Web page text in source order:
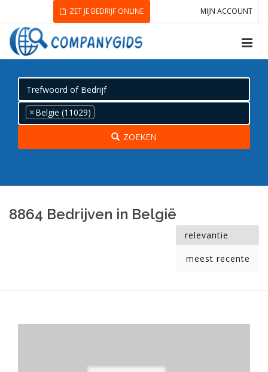
MIJN ACCOUNT
ZET JE BEDRIJF ONLINE
×België (11029)
ZOEKEN
8864 Bedrijven in België
relevantie
meest recente